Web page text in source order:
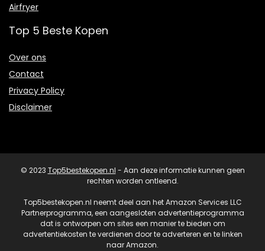
Airfryer
Top 5 Beste Kopen
Over ons
Contact
Privacy Policy
Disclaimer
© 2023 Top5bestekopen.nl - Aan deze informatie kunnen geen
rechten worden ontleend.
Top5bestekopen.nl neemt deel aan het Amazon Services LLC
Partnerprogramma, een aangesloten advertentieprogramma
dat is ontworpen om sites een manier te bieden om
advertentiekosten te verdienen door te adverteren en te linken
naar Amazon.